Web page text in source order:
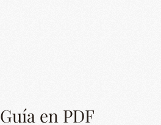
Guía en PDF